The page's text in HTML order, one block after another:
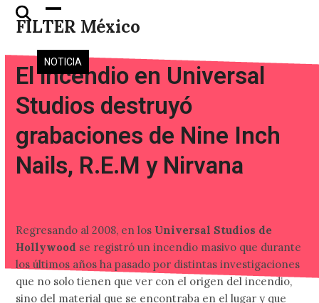
Skip
FILTER México
Open
mobile
menu
Close
mobile
menu
NOTICIA
El incendio en Universal
Studios destruyó
grabaciones de Nine Inch
Nails, R.E.M y Nirvana
Regresando al 2008, en los Universal Studios de
Hollywood se registró un incendio masivo que durante
los últimos años ha pasado por distintas investigaciones
que no solo tienen que ver con el origen del incendio,
sino del material que se encontraba en el lugar y que